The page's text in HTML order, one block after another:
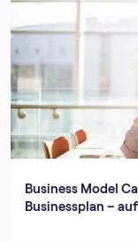
Business Model
Businessplan –